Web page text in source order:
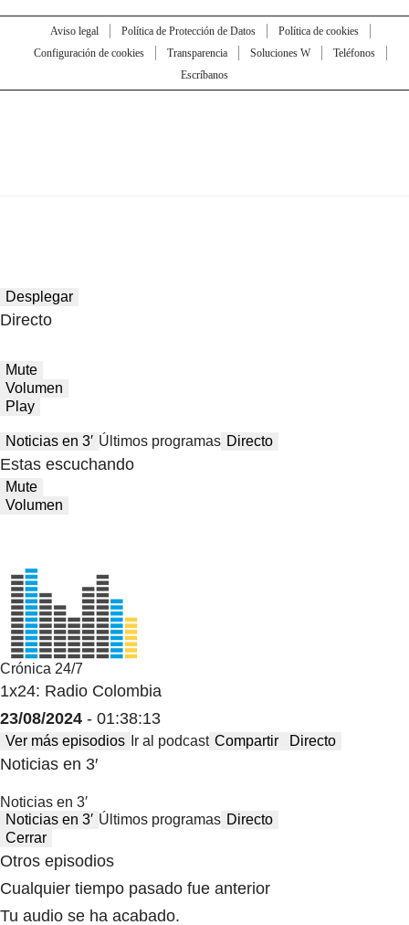
Aviso legal Política de Protección de Datos
Política de cookies
Configuración de cookies
Transparencia Soluciones W
Teléfonos
Escríbanos
Desplegar
Directo
Mute
Volumen
Play
Noticias en 3′ Últimos programas Directo
Estas escuchando
Mute
Volumen
Crónica 24/7
1x24: Radio Colombia
23/08/2024 - 01:38:13
Ver más episodios Ir al podcast Compartir Directo
Noticias en 3′
Noticias en 3′
Noticias en 3′ Últimos programas Directo
Cerrar
Otros episodios
Cualquier tiempo pasado fue anterior
Tu audio se ha acabado.